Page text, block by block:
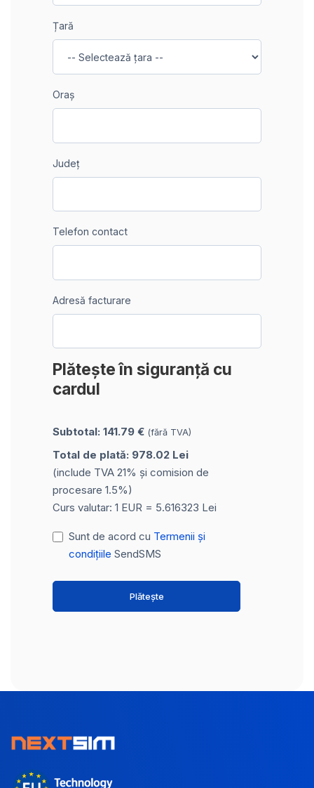
Țară
Oraș
Județ
Telefon contact
Adresă facturare
Plătește în siguranță cu
cardul
Subtotal: 141.79 € (fără TVA)
Total de plată: 978.02 Lei
(include TVA 21% și comision de
procesare 1.5%)
Curs valutar: 1 EUR = 5.616323 Lei
Sunt de acord cu Termenii și
condițiile SendSMS
Plătește